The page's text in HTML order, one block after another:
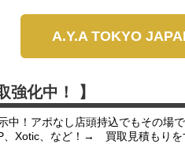
A.Y.A TOKYO
強化中！ 】
中！アポなし店頭持込でもその場
、Xotic、など！→ 買取見積もりを